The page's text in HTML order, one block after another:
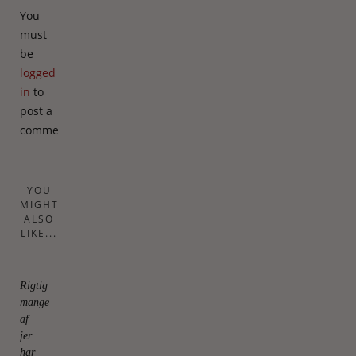
You
must
be
logged
in to
post a
comment.
YOU
MIGHT
ALSO
LIKE...
Rigtig
mange
af
jer
har